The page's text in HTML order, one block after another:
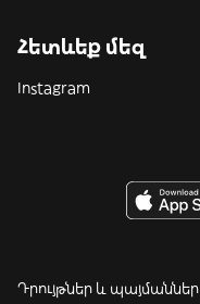
Հետևեք մեզ
Instagram
Դրույթներ և պայմաններ